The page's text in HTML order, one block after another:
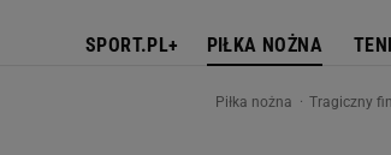
SPORT.PL+ PIŁKA NOŻNA
Piłka nożna Tragiczny